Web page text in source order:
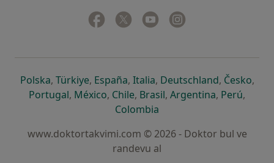
Facebook
yeni bir sekmede açılır
Twitter
yeni bir sekmede açılır
Youtube
yeni bir sekmede açılır
Polskayeni bir sekmede açılır
, Türkiyeyeni bir sekmede açılır
, Españayeni bir sekmede açılır
, Italiayeni bir sekmede açılır
, Deutschlandyeni bir
, Českoyeni
,
Portugalyeni bir sekmede açılır
, Méxicoyeni bir sekmede açılır
, Chileyeni bir sekmede açılır
, Brasilyeni bir sekmede açılır
, Argentinayeni bir
, Perúyeni
,
Colombia
www.doktortakvimi.com © 2026 - Doktor bul ve
randevu al